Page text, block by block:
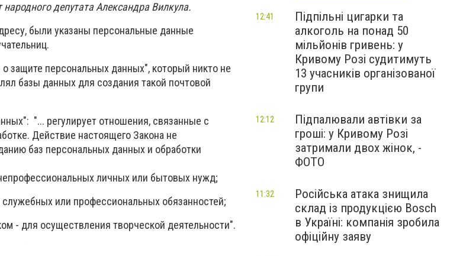
депутата Александра Вилкула.
были указаны персональные данные
защите персональных данных", который никто не
базы данных для создания такой почтовой
"... регулирует отношения, связанные с
Действие настоящего Закона не
баз персональных данных и обработки
личных или бытовых нужд;
или профессиональных обязанностей;
- для осуществления творческой деятельности".
Підпільні цигарки та
алкоголь на понад 50
мільйонів гривень: у
Кривому Розі судитимуть
13 учасників організованої
групи
12:41
Підпалювали автівки за
гроші: у Кривому Розі
затримали двох жінок, -
ФОТО
12:12
Російська атака знищила
склад із продукцією Bosch
в Україні: компанія зробила
офіційну заяву
11:32